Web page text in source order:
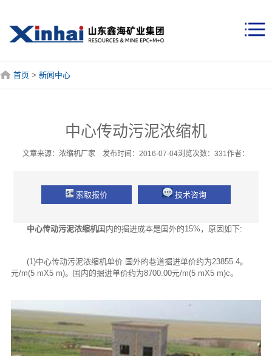
首页 > 新闻中心
中心传动污泥浓缩机
文章来源：浓缩机厂家 发布时间：2016-07-04浏览次数：331作者：
索取报价 技术咨询
中心传动污泥浓缩机国内的掘进成本是国外的15%，原因如下:
(1)中心传动污泥浓缩机单价.国外的巷道掘进单价约为23855.4。
元/m(5 mX5 m)。国内的掘进单价约为8700.00元/m(5 mX5 m)c。